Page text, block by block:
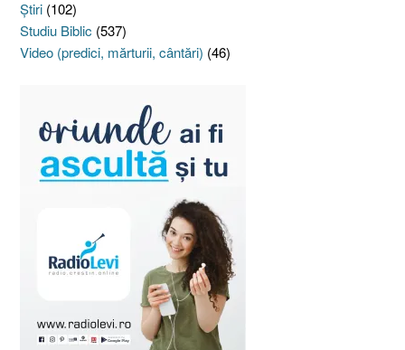
Ştiri (102)
Studiu Biblic (537)
Video (predici, mărturii, cântări) (46)